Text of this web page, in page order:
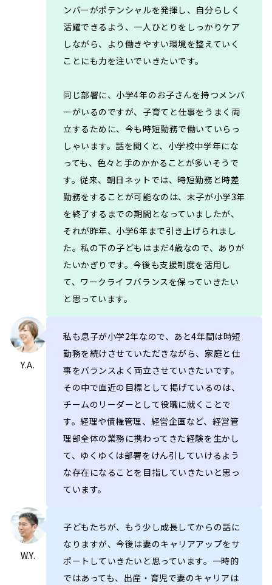
ンバーがポテンシャルを発揮し、自分らしく
活躍できるよう、一人ひとりをしっかりケア
しながら、より働きやすい環境を整えていく
ことにも力を注いでいきたいです。
同じ部署に、小学4年のお子さんを持つメンバ
ーがいるのですが、子育てと仕事をうまく両
立するために、今も時短勤務で働いていらっ
しゃいます。話を聞くと、小学校中学年にな
っても、色々と手のかかることが多いそうで
す。従来、朝日ネットでは、時短勤務と時差
勤務をすることが可能なのは、末子が小学3年
を終了するまでの期間となっていましたが、
それが昨年、小学6年まで引き上げられまし
た。私の下の子どもはまだ4歳なので、ありが
たいかぎりです。今後も支援制度を活用し
て、ワークライフバランスを保っていきたい
と思っています。
Y.A.
私も息子が小学2年なので、あと4年間は時短
勤務を続けさせていただきながら、家庭と仕
事をバランスよく両立させていきたいです。
その中で直近の目標として掲げているのは、
チームのリーダーとして役職に就くことで
す。経理や債権管理、経営企画など、経営管
理部全体の業務に携わってきた経験を生かし
て、ゆくゆくは部署をけん引していけるよう
な存在になることを目指していきたいと思っ
ています。
W.Y.
子どもたちが、もう少し成長してからの話に
なりますが、今後は妻のキャリアアップをサ
ポートしていきたいと思っています。一時的
ではあっても、出産・育児で妻のキャリアは